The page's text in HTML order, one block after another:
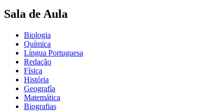
Sala de Aula
Biologia
Química
Língua Portuguesa
Redação
Física
História
Geografía
Matemática
Biografias